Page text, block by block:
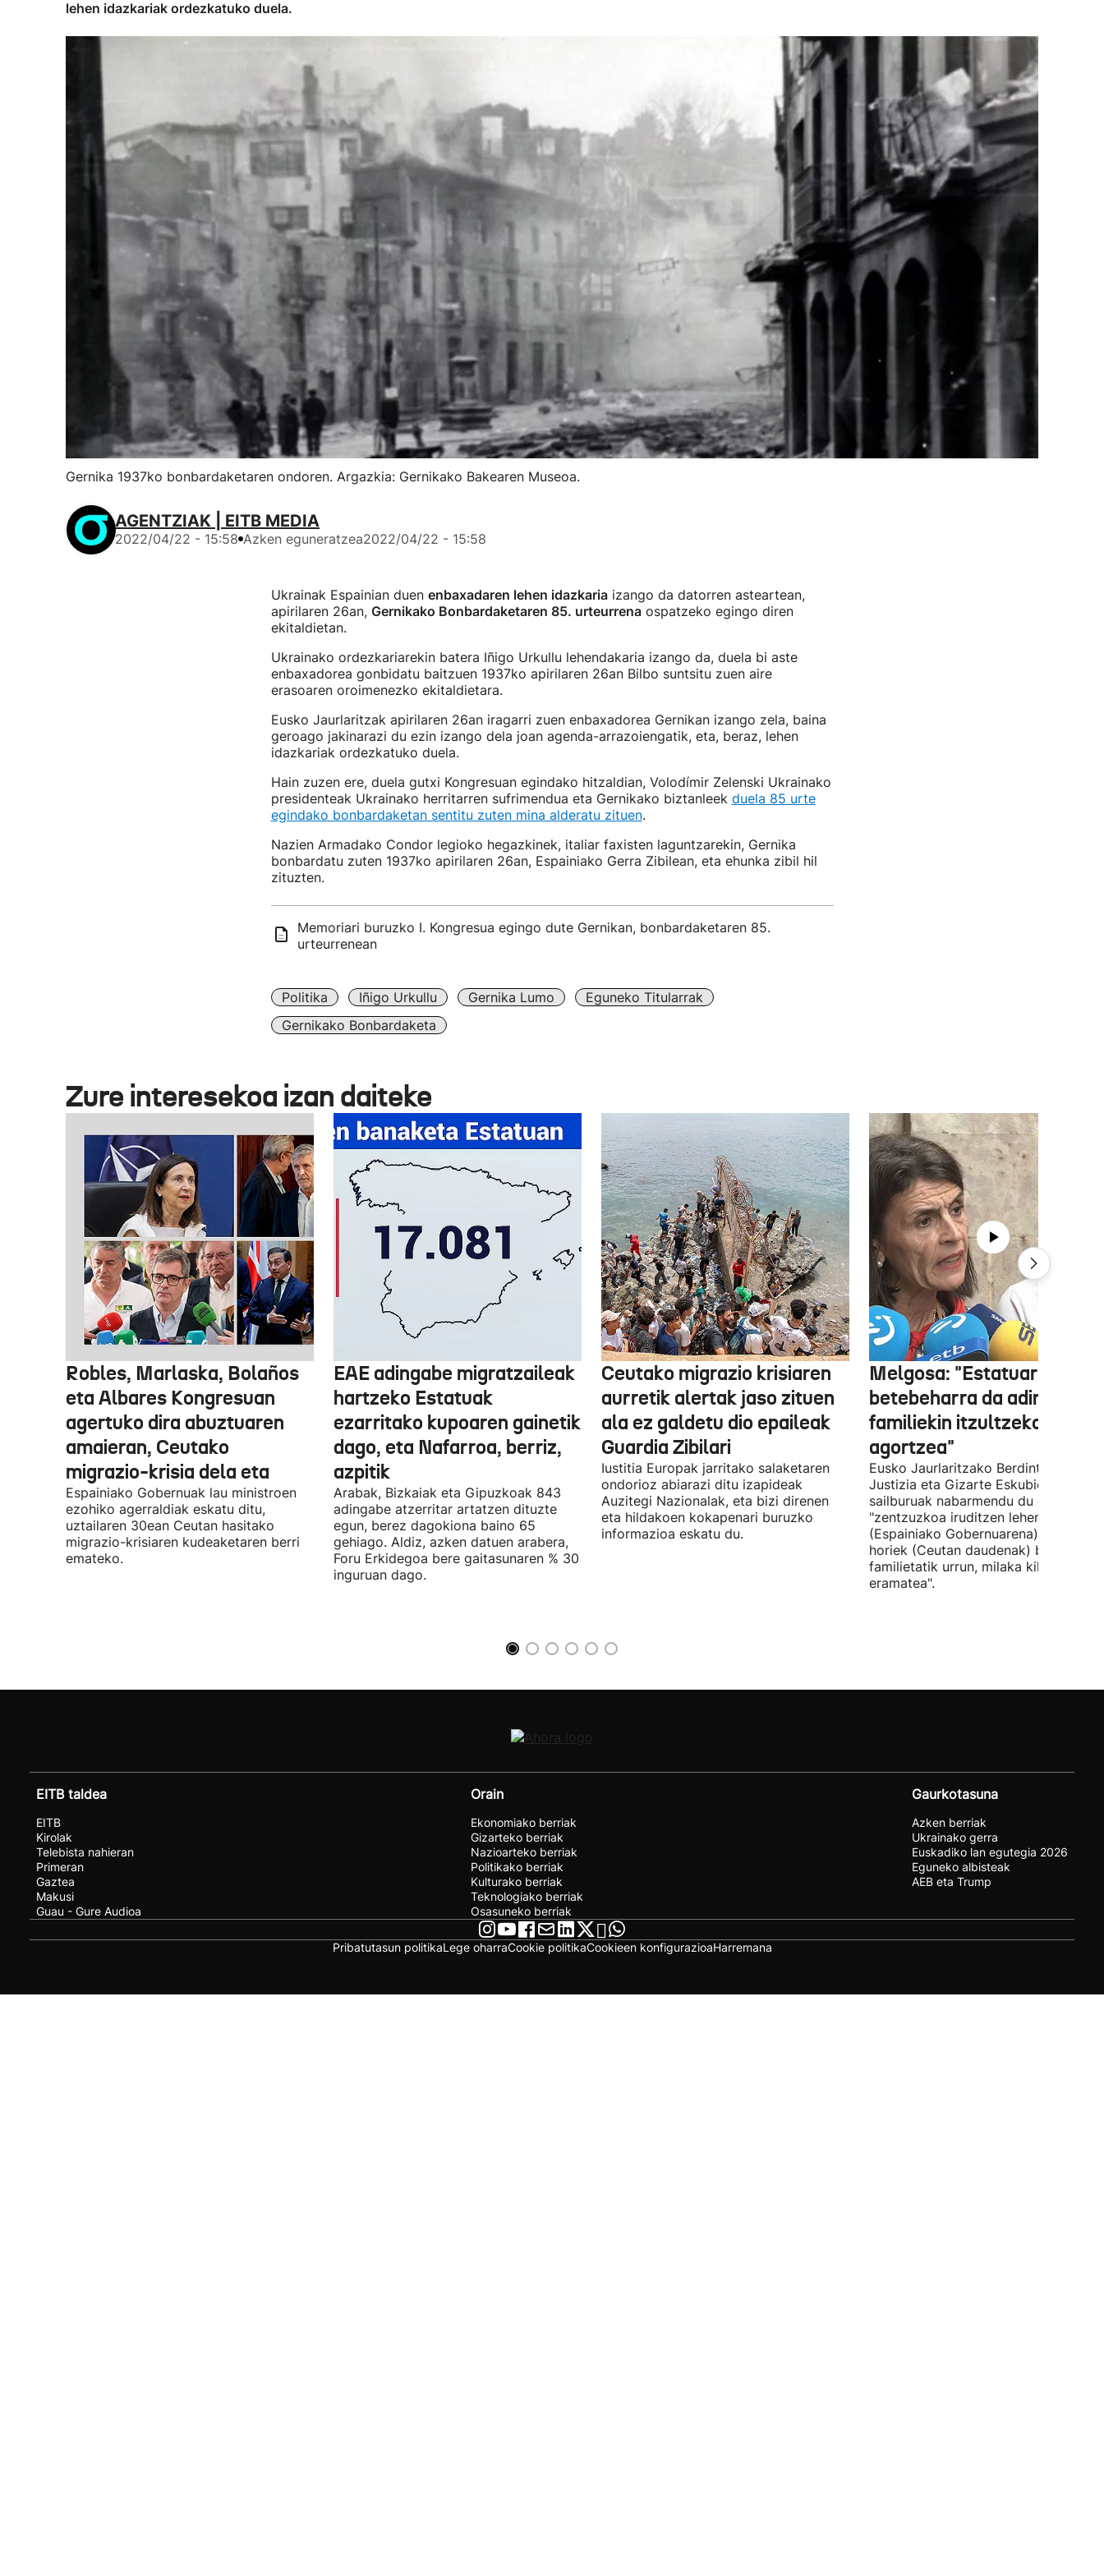
lehen idazkariak ordezkatuko duela.
Gernika 1937ko bonbardaketaren ondoren. Argazkia: Gernikako Bakearen Museoa.
AGENTZIAK | EITB MEDIA
2022/04/22 - 15:58 Azken eguneratzea2022/04/22 - 15:58
Ukrainak Espainian duen enbaxadaren lehen idazkariaizango da datorren asteartean,
apirilaren 26an, Gernikako Bonbardaketaren 85. urteurrenaospatzeko egingo diren
ekitaldietan.
Ukrainako ordezkariarekin batera Iñigo Urkullu lehendakaria izango da, duela bi aste
enbaxadorea gonbidatu baitzuen 1937ko apirilaren 26an Bilbo suntsitu zuen aire
erasoaren oroimenezko ekitaldietara.
Eusko Jaurlaritzak apirilaren 26an iragarri zuen enbaxadorea Gernikan izango zela, baina
geroago jakinarazi du ezin izango dela joan agenda-arrazoiengatik, eta, beraz, lehen
idazkariak ordezkatuko duela.
Hain zuzen ere, duela gutxi Kongresuan egindako hitzaldian, Volodímir Zelenski Ukrainako
presidenteak Ukrainako herritarren sufrimendua eta Gernikako biztanleek duela 85 urte
egindako bonbardaketan sentitu zuten mina alderatu zituen.
Nazien Armadako Condor legioko hegazkinek, italiar faxisten laguntzarekin, Gernika
bonbardatu zuten 1937ko apirilaren 26an, Espainiako Gerra Zibilean, eta ehunka zibil hil
zituzten.
Memoriari buruzko I. Kongresua egingo dute Gernikan, bonbardaketaren 85.
urteurrenean
Politika Iñigo Urkullu Gernika Lumo
Eguneko Titularrak
Gernikako Bonbardaketa
Zure interesekoa izan daiteke
Robles, Marlaska, Bolaños
eta Albares Kongresuan
agertuko dira abuztuaren
amaieran, Ceutako
migrazio-krisia dela eta
Espainiako Gobernuak lau ministroen
ezohiko agerraldiak eskatu ditu,
uztailaren 30ean Ceutan hasitako
migrazio-krisiaren kudeaketaren berri
emateko.
EAE adingabe migratzaileak
hartzeko Estatuak
ezarritako kupoaren gainetik
dago, eta Nafarroa, berriz,
azpitik
Arabak, Bizkaiak eta Gipuzkoak 843
adingabe atzerritar artatzen dituzte
egun, berez dagokiona baino 65
gehiago. Aldiz, azken datuen arabera,
Foru Erkidegoa bere gaitasunaren % 30
inguruan dago.
Ceutako migrazio krisiaren
aurretik alertak jaso zituen
ala ez galdetu dio epaileak
Guardia Zibilari
Iustitia Europak jarritako salaketaren
ondorioz abiarazi ditu izapideak
Auzitegi Nazionalak, eta bizi direnen
eta hildakoen kokapenari buruzko
informazioa eskatu du.
Melgosa: "Estatuaren
betebeharra da
familiekin itzultzeko bideak
agortzea"
Eusko Jaurlaritzako Berdintasun,
Justizia eta Gizarte Eskubideetako
sailburuak nabarmendu du ez zaiola
"zentzuzkoa iruditzen lehen
(Espainiako Gobernuarena) adingabe
horiek (Ceutan daudenak) beren
familietatik urrun, milaka
eramatea".
EITB taldea
EITB
Kirolak
Telebista nahieran
Primeran
Gaztea
Makusi
Guau - Gure Audioa
Orain
Ekonomiako berriak
Gizarteko berriak
Nazioarteko berriak
Politikako berriak
Kulturako berriak
Teknologiako berriak
Osasuneko berriak
Gaurkotasuna
Azken berriak
Ukrainako gerra
Euskadiko lan egutegia 2026
Eguneko albisteak
AEB eta Trump
Pribatutasun politikaLege oharraCookie politikaCookieen konfigurazioaHarremana